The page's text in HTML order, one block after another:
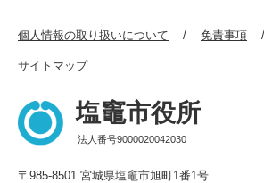
個人情報の取り扱いについて 免責事項
サイトマップ
塩竈市役所
法人番号9000020042030
〒985-8501 宮城県塩竈市旭町1番1号